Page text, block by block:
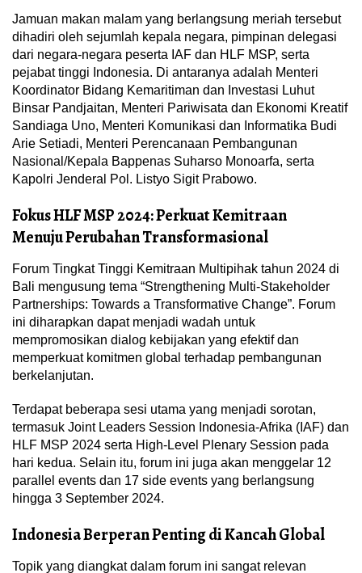
Jamuan makan malam yang berlangsung meriah tersebut
dihadiri oleh sejumlah kepala negara, pimpinan delegasi
dari negara-negara peserta IAF dan HLF MSP, serta
pejabat tinggi Indonesia. Di antaranya adalah Menteri
Koordinator Bidang Kemaritiman dan Investasi Luhut
Binsar Pandjaitan, Menteri Pariwisata dan Ekonomi Kreatif
Sandiaga Uno, Menteri Komunikasi dan Informatika Budi
Arie Setiadi, Menteri Perencanaan Pembangunan
Nasional/Kepala Bappenas Suharso Monoarfa, serta
Kapolri Jenderal Pol. Listyo Sigit Prabowo.
Fokus HLF MSP 2024: Perkuat Kemitraan
Menuju Perubahan Transformasional
Forum Tingkat Tinggi Kemitraan Multipihak tahun 2024 di
Bali mengusung tema “Strengthening Multi-Stakeholder
Partnerships: Towards a Transformative Change”. Forum
ini diharapkan dapat menjadi wadah untuk
mempromosikan dialog kebijakan yang efektif dan
memperkuat komitmen global terhadap pembangunan
berkelanjutan.
Terdapat beberapa sesi utama yang menjadi sorotan,
termasuk Joint Leaders Session Indonesia-Afrika (IAF) dan
HLF MSP 2024 serta High-Level Plenary Session pada
hari kedua. Selain itu, forum ini juga akan menggelar 12
parallel events dan 17 side events yang berlangsung
hingga 3 September 2024.
Indonesia Berperan Penting di Kancah Global
Topik yang diangkat dalam forum ini sangat relevan